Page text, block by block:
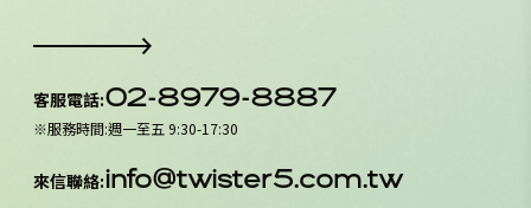
客服電話:02-8979-8887
※服務時間:週一至五 9:30-17:30
來信聯絡:info@twister5.com.tw